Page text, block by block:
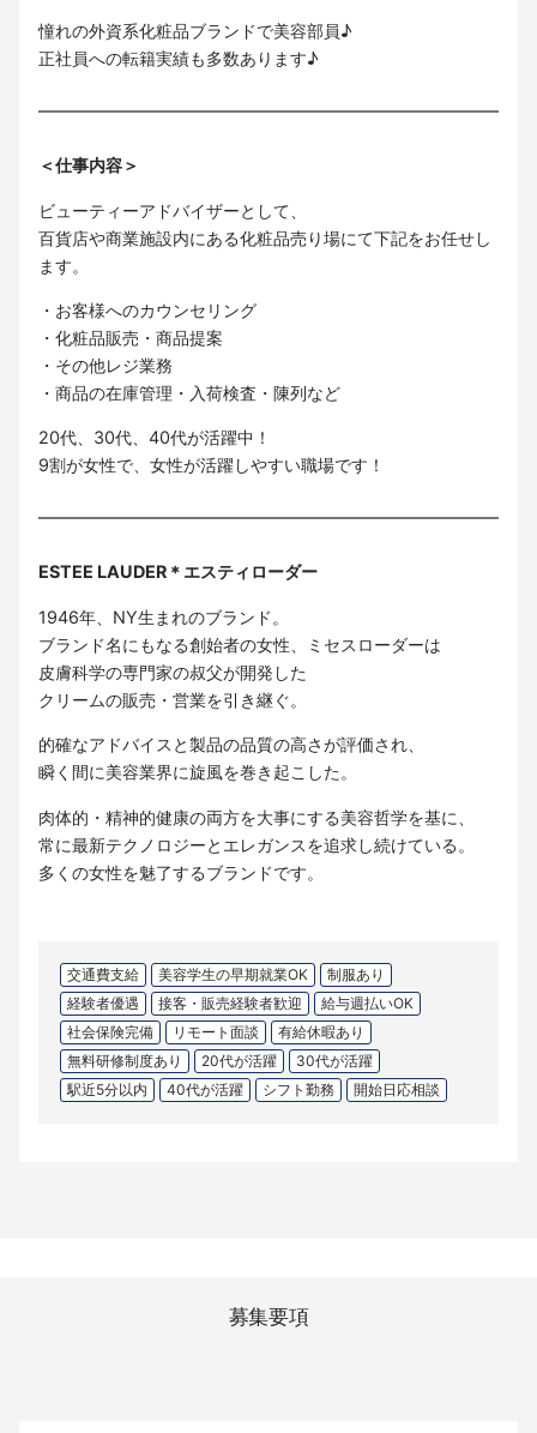
憧れの外資系化粧品ブランドで美容部員♪
正社員への転籍実績も多数あります♪
＜仕事内容＞
ビューティーアドバイザーとして、
百貨店や商業施設内にある化粧品売り場にて下記をお任せし
ます。
・お客様へのカウンセリング
・化粧品販売・商品提案
・その他レジ業務
・商品の在庫管理・入荷検査・陳列など
20代、30代、40代が活躍中！
9割が女性で、女性が活躍しやすい職場です！
ESTEE LAUDER＊エスティローダー
1946年、NY生まれのブランド。
ブランド名にもなる創始者の女性、ミセスローダーは
皮膚科学の専門家の叔父が開発した
クリームの販売・営業を引き継ぐ。
的確なアドバイスと製品の品質の高さが評価され、
瞬く間に美容業界に旋風を巻き起こした。
肉体的・精神的健康の両方を大事にする美容哲学を基に、
常に最新テクノロジーとエレガンスを追求し続けている。
多くの女性を魅了するブランドです。
交通費支給 美容学生の早期就業OK
制服あり
経験者優遇
接客・販売経験者歓迎
給与週払いOK
社会保険完備
リモート面談
有給休暇あり
無料研修制度あり
20代が活躍
30代が活躍
駅近5分以内
40代が活躍 シフト勤務 開始日応相談
募集要項